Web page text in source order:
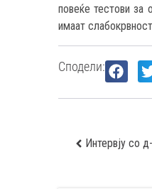
повеќе тестови за
имаат
Сподели: